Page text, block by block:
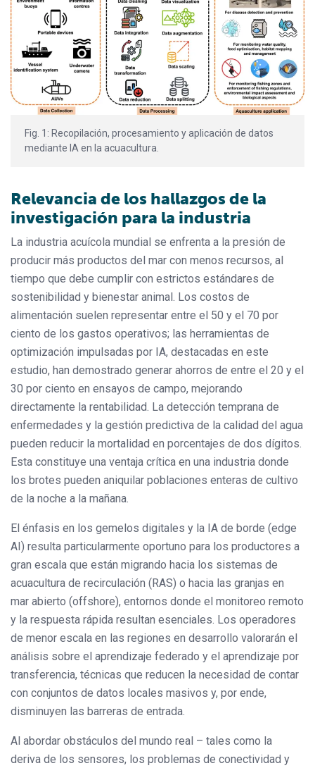
Fig. 1: Recopilación, procesamiento y aplicación de datos
mediante IA en la acuacultura.
Relevancia de los hallazgos de la
investigación para la industria
La industria acuícola mundial se enfrenta a la presión de
producir más productos del mar con menos recursos, al
tiempo que debe cumplir con estrictos estándares de
sostenibilidad y bienestar animal. Los costos de
alimentación suelen representar entre el 50 y el 70 por
ciento de los gastos operativos; las herramientas de
optimización impulsadas por IA, destacadas en este
estudio, han demostrado generar ahorros de entre el 20 y el
30 por ciento en ensayos de campo, mejorando
directamente la rentabilidad. La detección temprana de
enfermedades y la gestión predictiva de la calidad del agua
pueden reducir la mortalidad en porcentajes de dos dígitos.
Esta constituye una ventaja crítica en una industria donde
los brotes pueden aniquilar poblaciones enteras de cultivo
de la noche a la mañana.
El énfasis en los gemelos digitales y la IA de borde (edge
AI) resulta particularmente oportuno para los productores a
gran escala que están migrando hacia los sistemas de
acuacultura de recirculación (RAS) o hacia las granjas en
mar abierto (offshore), entornos donde el monitoreo remoto
y la respuesta rápida resultan esenciales. Los operadores
de menor escala en las regiones en desarrollo valorarán el
análisis sobre el aprendizaje federado y el aprendizaje por
transferencia, técnicas que reducen la necesidad de contar
con conjuntos de datos locales masivos y, por ende,
disminuyen las barreras de entrada.
Al abordar obstáculos del mundo real – tales como la
deriva de los sensores, los problemas de conectividad y